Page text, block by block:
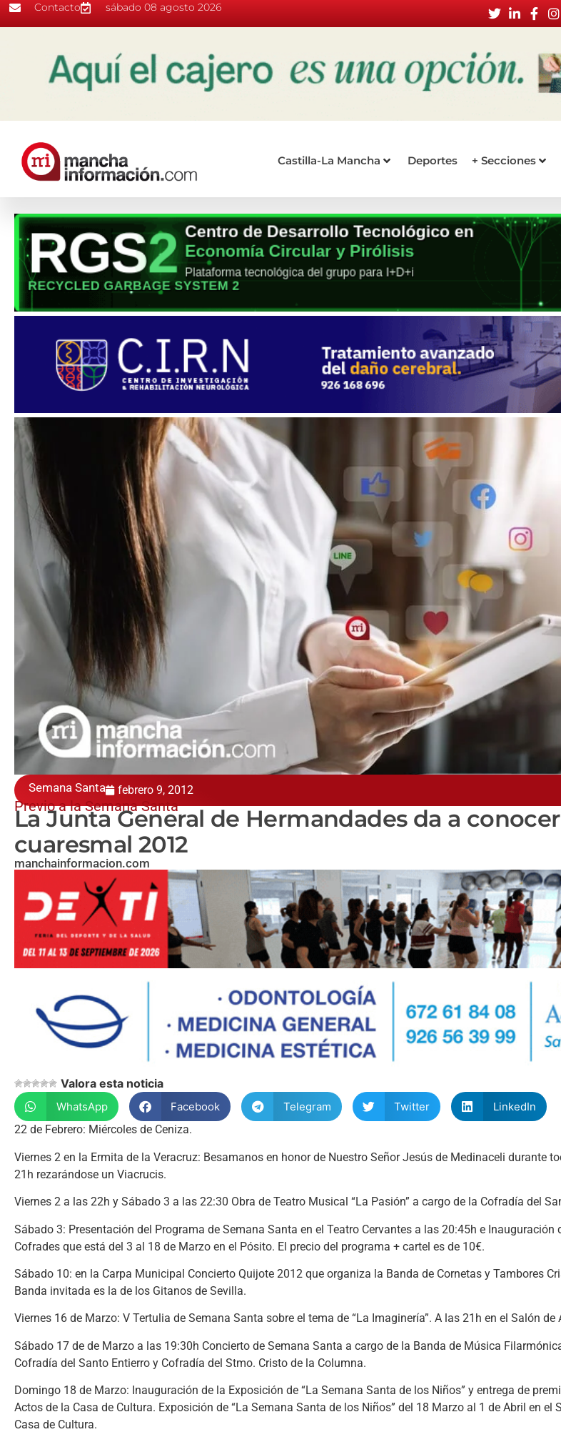
Contacto sábado 08 agosto 2026
Castilla-La Mancha Deportes + Secciones
Semana Santa febrero 9, 2012
Previo a la Semana Santa
La Junta General de Hermandades da a
cuaresmal 2012
manchainformacion.com
Valora esta noticia
WhatsApp Facebook Telegram Twitter
LinkedIn
22 de Febrero: Miércoles de Ceniza.
Viernes 2 en la Ermita de la Veracruz: Besamanos en honor de Nuestro Señor Jesús de Medinaceli durante
21h rezarándose un Viacrucis.
Viernes 2 a las 22h y Sábado 3 a las 22:30 Obra de Teatro Musical “La Pasión” a cargo de la Cofradía del
Sábado 3: Presentación del Programa de Semana Santa en el Teatro Cervantes a las 20:45h e Inauguración
Cofrades que está del 3 al 18 de Marzo en el Pósito. El precio del programa + cartel es de 10€.
Sábado 10: en la Carpa Municipal Concierto Quijote 2012 que organiza la Banda de Cornetas y Tambores
Banda invitada es la de los Gitanos de Sevilla.
Viernes 16 de Marzo: V Tertulia de Semana Santa sobre el tema de “La Imaginería”. A las 21h en el Salón de
Sábado 17 de de Marzo a las 19:30h Concierto de Semana Santa a cargo de la Banda de Música
Cofradía del Santo Entierro y Cofradía del Stmo. Cristo de la Columna.
Domingo 18 de Marzo: Inauguración de la Exposición de “La Semana Santa de los Niños” y entrega de
Actos de la Casa de Cultura. Exposición de “La Semana Santa de los Niños” del 18 Marzo al 1 de Abril en el
Casa de Cultura.